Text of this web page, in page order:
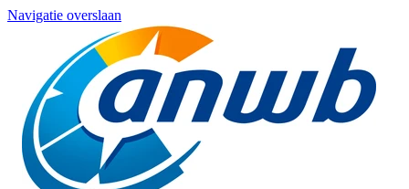
Navigatie overslaan